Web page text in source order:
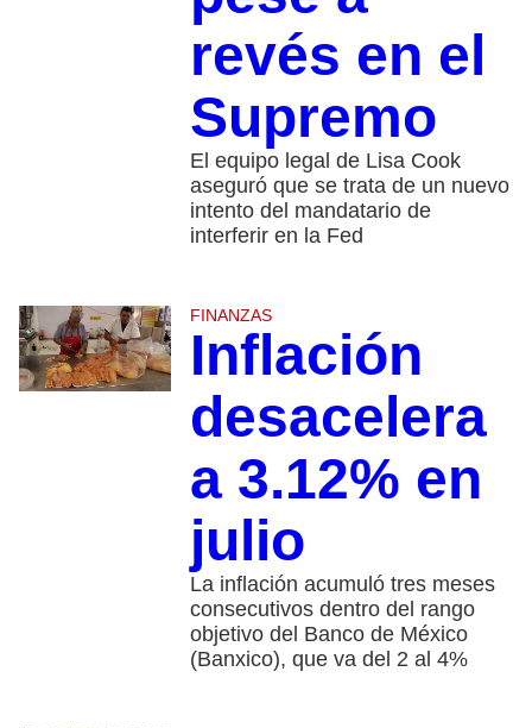
revés en el
Supremo
El equipo legal de Lisa Cook
aseguró que se trata de un nuevo
intento del mandatario de
interferir en la Fed
FINANZAS
Inflación
desacelera
a 3.12% en
julio
La inflación acumuló tres meses
consecutivos dentro del rango
objetivo del Banco de México
(Banxico), que va del 2 al 4%